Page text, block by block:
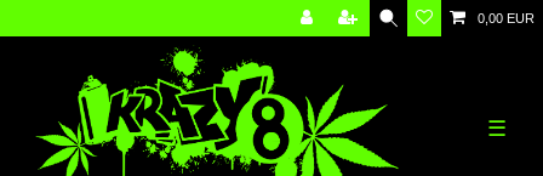
0,00 EUR
☰